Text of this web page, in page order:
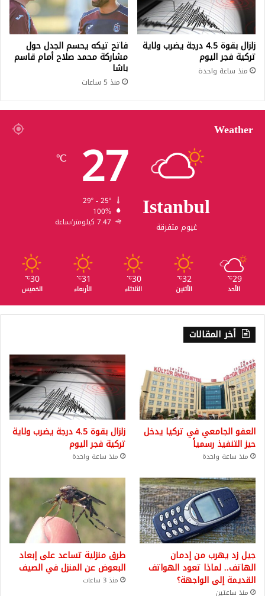
زلزال بقوة 4.5 درجة يضرب ولاية
تركية فجر اليوم
منذ ساعة واحدة
فاتح تيكه يحسم الجدل حول
مشاركة محمد صلاح أمام قاسم
باشا
منذ 5 ساعات
Weather
Istanbul
غيوم متفرقة
27
℃
100%
7.47 كيلومتر/ساعة
29
℃
الأحد
32
℃
الأثنين
30
℃
الثلاثاء
31
℃
الأربعاء
30
℃
الخميس
أخر المقالات
العفو الجامعي في تركيا يدخل
حيز التنفيذ رسمياً
منذ ساعة واحدة
زلزال بقوة 4.5 درجة يضرب ولاية
تركية فجر اليوم
منذ ساعة واحدة
جيل زد يهرب من إدمان
الهاتف.. لماذا تعود الهواتف
القديمة إلى الواجهة؟
منذ ساعتين
طرق منزلية تساعد على إبعاد
البعوض عن المنزل في الصيف
منذ 3 ساعات